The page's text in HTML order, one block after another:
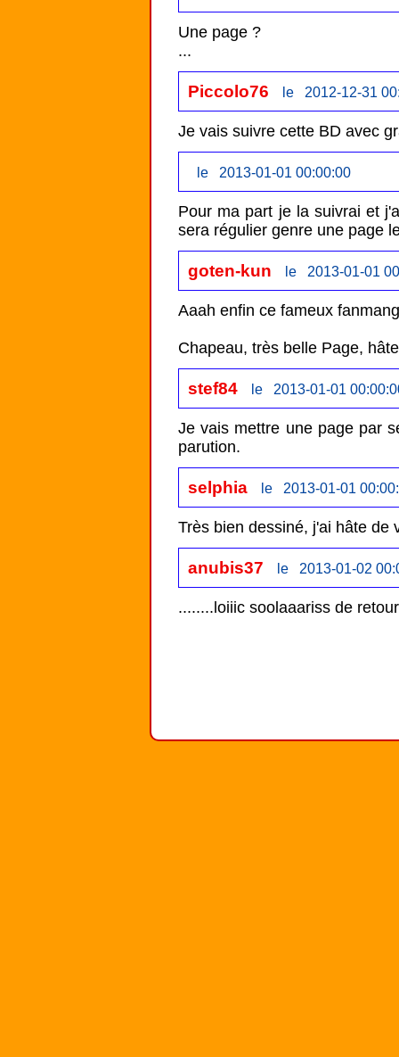
Une page ?
...
Piccolo76 le 2012-12-31
Je vais suivre cette BD avec
le 2013-01-01 00:00:00
Pour ma part je la suivrai et
sera régulier genre une page
goten-kun le 2013-01-01
Aaah enfin ce fameux
Chapeau, très belle Page,
stef84 le 2013-01-01
Je vais mettre une page par
parution.
selphia le 2013-01-01
Très bien dessiné, j'ai hâte de
anubis37 le 2013-01-02
........loiiic soolaaariss de